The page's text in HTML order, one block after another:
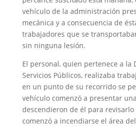
vehículo de la administración
mecánica y a consecuencia de
trabajadores que se
sin ninguna lesión.
El personal, quien pertenece a la
Servicios Públicos, realizaba
en un punto de su recorrido se
vehículo comenzó a presentar
descendieron de él para
comenzó a incendiarse el área